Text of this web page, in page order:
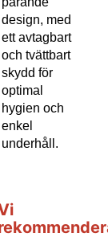
design, med
ett avtagbart
och tvättbart
skydd för
optimal
hygien och
enkel
underhåll.